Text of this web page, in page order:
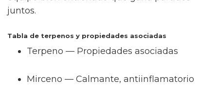
juntos.
Tabla de terpenos y propiedades asociadas
Terpeno — Propiedades asociadas
Mirceno — Calmante, antiinflamatorio